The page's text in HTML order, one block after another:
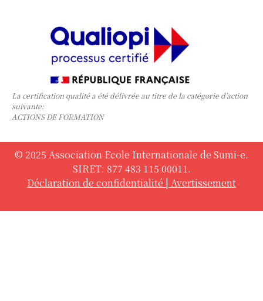
La certification qualité a été délivrée au titre de la catégorie d’action
suivante:
ACTIONS DE FORMATION
© 2025 Association Ecole Internationale de Sumi-e.
SIRET: 877 483 115 00011.
Déclaration de confidentialité | Avertissement